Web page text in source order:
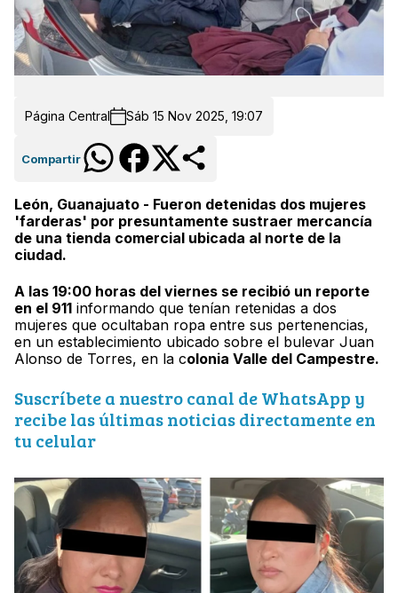
Página Central Sáb 15 Nov 2025, 19:07
Compartir
León, Guanajuato - Fueron detenidas dos mujeres
'farderas' por presuntamente sustraer mercancía
de una tienda comercial ubicada al norte de la
ciudad.
A las 19:00 horas del viernes se recibió un reporte
en el 911 informando que tenían retenidas a dos
mujeres que ocultaban ropa entre sus pertenencias,
en un establecimiento ubicado sobre el bulevar Juan
Alonso de Torres, en la colonia Valle del Campestre.
Suscríbete a nuestro canal de WhatsApp y
recibe las últimas noticias directamente en
tu celular